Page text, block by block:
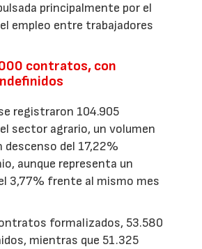
principalmente por el
empleo entre trabajadores
contratos, con
registraron 104.905
sector agrario, un volumen
descenso del 17,22%
aunque representa un
3,77% frente al mismo mes
formalizados, 53.580
mientras que 51.325